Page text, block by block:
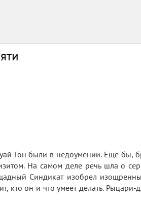
Гон были в недоумении. Еще бы,
На самом деле речь шла о
Синдикат изобрел
кто он и что умеет делать.